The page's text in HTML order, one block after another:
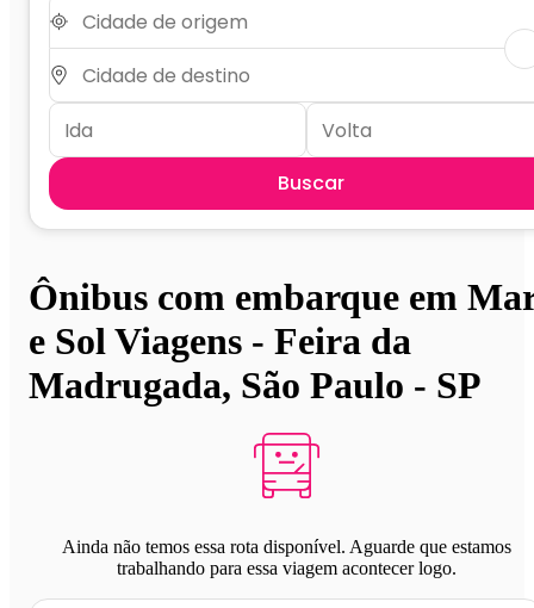
Buscar
Ônibus com embarque em
e Sol Viagens - Feira da
Madrugada, São Paulo - SP
Ainda não temos essa rota disponível. Aguarde que estamos
trabalhando para essa viagem acontecer logo.